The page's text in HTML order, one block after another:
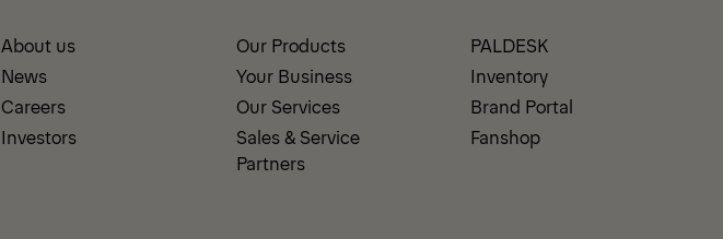
About us
News
Careers
Investors
Our Products
Your Business
Our Services
Sales & Service
Partners
PALDESK
Inventory
Brand Portal
Fanshop